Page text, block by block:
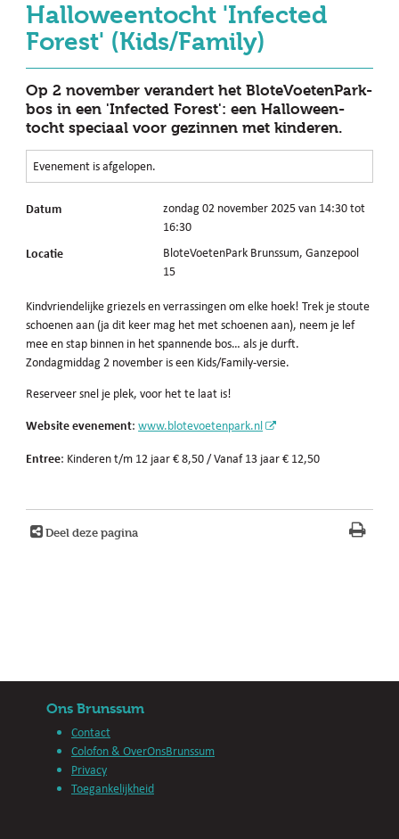
Halloweentocht 'Infected
Forest' (Kids/Family)
Op 2 november verandert het BloteVoetenPark-
bos in een 'Infected Forest': een Halloween-
tocht speciaal voor gezinnen met kinderen.
Evenement is afgelopen.
Datum
zondag 02 november 2025 van 14:30 tot
16:30
Locatie
BloteVoetenPark Brunssum, Ganzepool
15
Kindvriendelijke griezels en verrassingen om elke hoek! Trek je stoute
schoenen aan (ja dit keer mag het met schoenen aan), neem je lef
mee en stap binnen in het spannende bos… als je durft.
Zondagmiddag 2 november is een Kids/Family-versie.
Reserveer snel je plek, voor het te laat is!
Website evenement:www.blotevoetenpark.nl
Entree: Kinderen t/m 12 jaar € 8,50 / Vanaf 13 jaar € 12,50
Deel deze pagina
Ons Brunssum
Contact
Colofon & OverOnsBrunssum
Privacy
Toegankelijkheid